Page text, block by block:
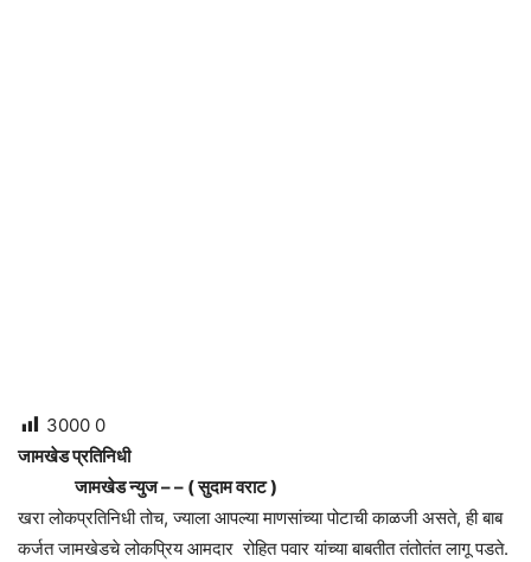
3000 0
जामखेड प्रतिनिधी
जामखेड न्युज – – ( सुदाम वराट )
खरा लोकप्रतिनिधी तोच, ज्याला आपल्या माणसांच्या पोटाची काळजी असते, ही बाब
कर्जत जामखेडचे लोकप्रिय आमदार रोहित पवार यांच्या बाबतीत तंतोतंत लागू पडते.